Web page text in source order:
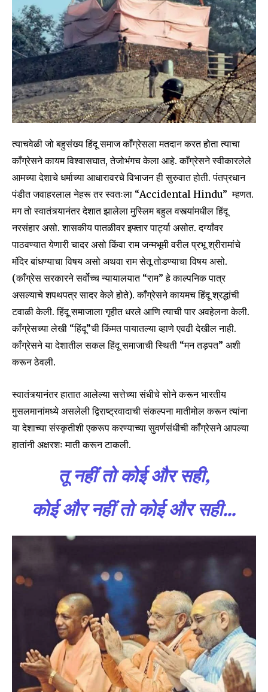
त्याचवेळी जो बहुसंख्य हिंदू समाज काँग्रेसला मतदान करत होता त्याचा
काँग्रेसने कायम विश्वासघात, तेजोभंगच केला आहे. काँग्रेसने स्वीकारलेले
आमच्या देशाचे धर्माच्या आधारावरचे विभाजन ही सुरुवात होती. पंतप्रधान
पंडीत जवाहरलाल नेहरू तर स्वतःला “Accidental Hindu” म्हणत.
मग तो स्वातंत्र्यानंतर देशात झालेला मुस्लिम बहुल वस्त्यांमधील हिंदू
नरसंहार असो. शासकीय पातळीवर इफ्तार पार्ट्या असोत. दर्ग्यांवर
पाठवण्यात येणारी चादर असो किंवा राम जन्मभूमी वरील प्रभू श्रीरामांचे
मंदिर बांधण्याचा विषय असो अथवा राम सेतू तोडण्याचा विषय असो.
(काँग्रेस सरकारने सर्वोच्च न्यायालयात “राम” हे काल्पनिक पात्र
असल्याचे शपथपत्र सादर केले होते). काँग्रेसने कायमच हिंदू श्रद्धांची
टवाळी केली. हिंदू समाजाला गृहीत धरले आणि त्याची पार अवहेलना केली.
काँग्रेसच्या लेखी “हिंदू”ची किंमत पायातल्या व्हाणे एवढी देखील नाही.
काँग्रेसने या देशातील सकल हिंदू समाजाची स्थिती “मन तड़पत” अशी
करून ठेवली.
स्वातंत्र्यानंतर हातात आलेल्या सत्तेच्या संधीचे सोने करून भारतीय
मुसलमानांमध्ये असलेली द्विराष्ट्रवादाची संकल्पना मातीमोल करून त्यांना
या देशाच्या संस्कृतीशी एकरूप करण्याच्या सुवर्णसंधीची काँग्रेसने आपल्या
हातांनी अक्षरशः माती करून टाकली.
तू नहीं तो कोई और सही,
कोई और नहीं तो कोई और सही…